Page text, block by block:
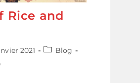
Rice and
2021
PostBlog